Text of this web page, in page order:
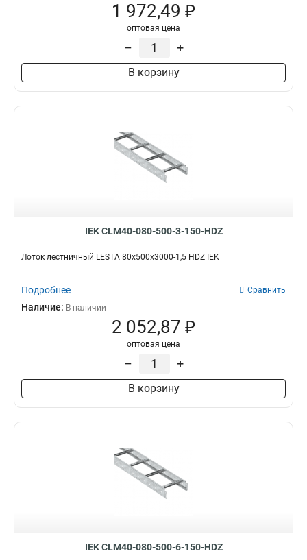
1 972,49 ₽
оптовая цена
– +
В корзину
IEK CLM40-080-500-3-150-HDZ
Лоток лестничный LESTA 80х500х3000-1,5 HDZ IEK
Подробнее Сравнить
Наличие: В наличии
2 052,87 ₽
оптовая цена
– +
В корзину
IEK CLM40-080-500-6-150-HDZ